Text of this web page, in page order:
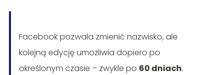
Facebook pozwala zmienić nazwisko, ale
kolejną edycję umożliwia dopiero po
określonym czasie – zwykle po 60 dniach.